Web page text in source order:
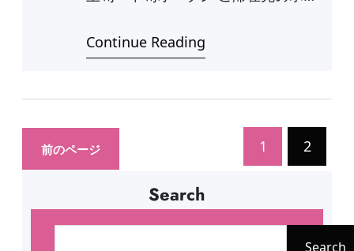
Continue Reading
前のページ 1 2
Search
検
Search